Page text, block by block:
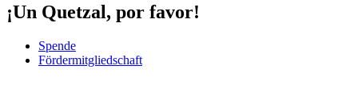
¡Un Quetzal, por favor!
Spende
Fördermitgliedschaft